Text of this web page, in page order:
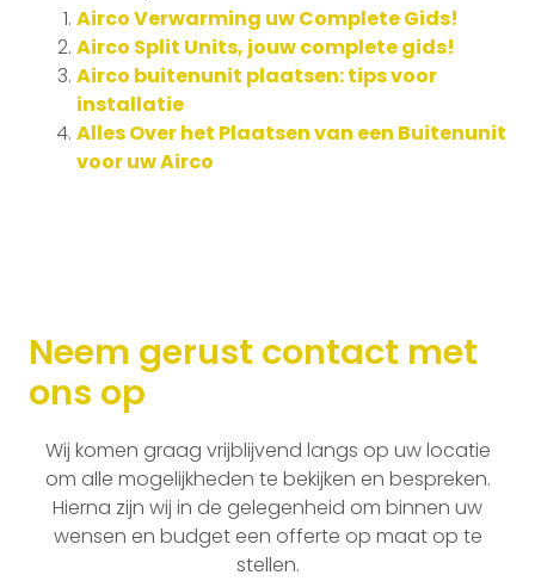
Airco Verwarming uw Complete Gids!
Airco Split Units, jouw complete gids!
Airco buitenunit plaatsen: tips voor
installatie
Alles Over het Plaatsen van een Buitenunit
voor uw Airco
Neem gerust contact met
ons op
Wij komen graag vrijblijvend langs op uw locatie
om alle mogelijkheden te bekijken en bespreken.
Hierna zijn wij in de gelegenheid om binnen uw
wensen en budget een offerte op maat op te
stellen.